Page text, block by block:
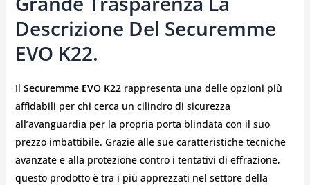
Descrizione Del Securemme
EVO K22.
Il Securemme EVO K22rappresenta una delle opzioni più
affidabili per chi cerca un cilindro di sicurezza
all’avanguardia per la propria porta blindata con il suo
prezzo imbattibile. Grazie alle sue caratteristiche tecniche
avanzate e alla protezione contro i tentativi di effrazione,
questo prodotto è tra i più apprezzati nel settore della